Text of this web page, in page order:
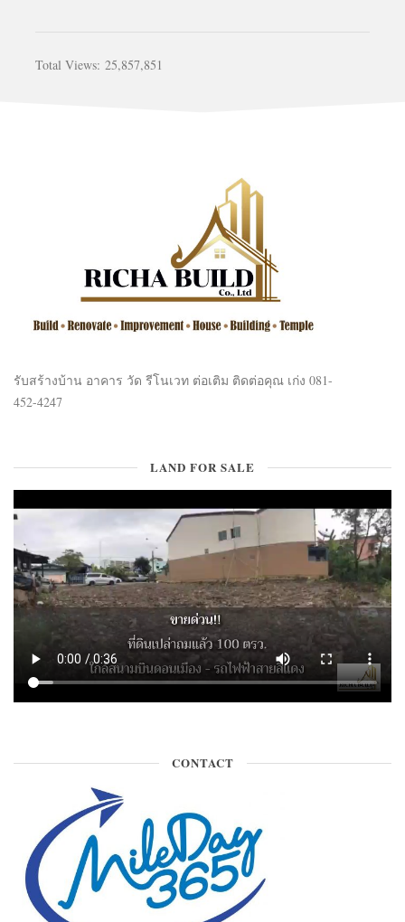
Total Views: 25,857,851
รับสร้างบ้าน อาคาร วัด รีโนเวท ต่อเติม ติดต่อคุณ เก่ง 081-
452-4247
LAND FOR SALE
CONTACT